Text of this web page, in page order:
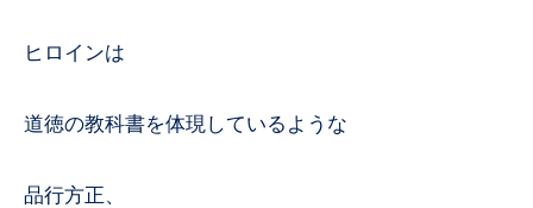
ヒロインは
道徳の教科書を体現しているような
品行方正、